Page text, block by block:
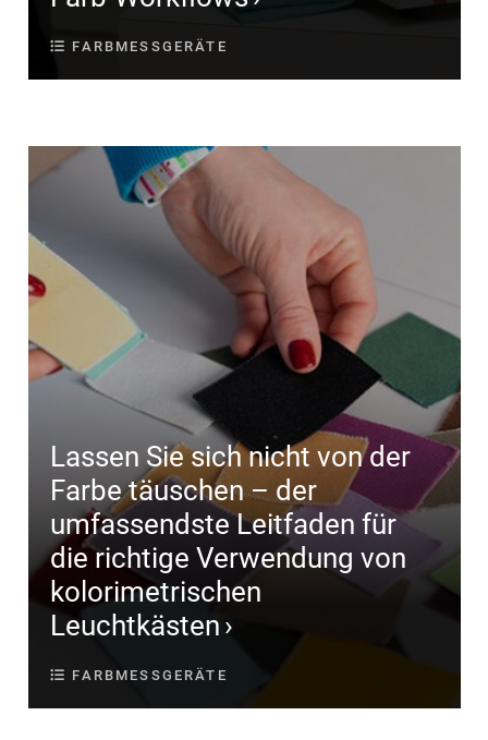
FARBMESSGERÄTE
Lassen Sie sich nicht von der
Farbe täuschen – der
umfassendste Leitfaden für
die richtige Verwendung von
kolorimetrischen
Leuchtkästen
FARBMESSGERÄTE